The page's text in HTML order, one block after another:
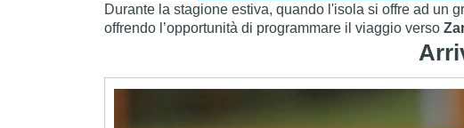
Durante la stagione estiva, quando l'isola si offre ad un
offrendo l’opportunità di programmare il viaggio verso